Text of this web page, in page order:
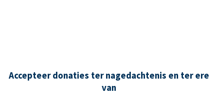
Accepteer donaties ter nagedachtenis en ter ere
van